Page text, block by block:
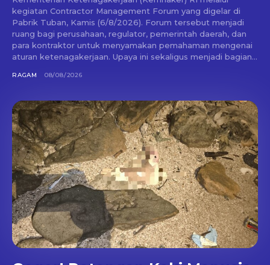
kegiatan Contractor Management Forum yang digelar di
Pabrik Tuban, Kamis (6/8/2026). Forum tersebut menjadi
ruang bagi perusahaan, regulator, pemerintah daerah, dan
para kontraktor untuk menyamakan pemahaman mengenai
aturan ketenagakerjaan. Upaya ini sekaligus menjadi bagian...
RAGAM 08/08/2026